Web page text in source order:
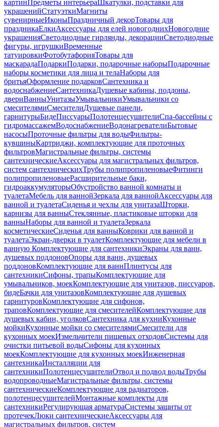
картинПредметы интерьераШкатулки, подставки для
украшенийСтатуэткиМагниты
сувенирныеИконыПраздничный декорТовары для
праздникаЕлкиАксессуары для елей новогоднихНовогодние
украшенияСветодиодные гирлянды, декорацииСветодиодные
фигуры, игрушкиВременные
татуировкиФотобутафорияТовары для
маскарадаПодаркиПодарки, подарочные наборыПодарочные
наборы косметики для лица и телаНаборы для
бритьяОформление подарковСантехника и
водоснабжениеСантехникаДушевые кабины, поддоны,
двериВанныУнитазыУмывальникиУмывальники со
смесителямиСмесителиДушевые панели,
гарнитурыБидеПиссуарыПолотенцесушителиСпа-бассейны с
гидромассажемВодоснабжениеВодонагревателиБытовые
насосыПроточные фильтры для водыФильтры-
кувшиныКартриджи, комплектующие для проточных
фильтровМагистральные фильтры, системы
сантехническиеАксессуары для магистральных фильтров,
систем сантехническихТрубы полипропиленовыеФитинги
полипропиленовыеРасширительные баки,
гидроаккумуляторыОбустройство ванной комнаты и
туалетаМебель для ваннойЗеркала для ваннойАксессуары для
ванной и туалетаСиденья и чехлы для унитазаШторки,
карнизы для ванныСтеклянные, пластиковые шторки для
ванныНаборы для ванной и туалетаЗеркала
косметическиеСиденья для ванныКоврики для ванной и
туалетаЭкран-дверки в туалетКомплектующие для мебели в
ванную Комплектующие для сантехникиЭкраны для ванн,
душевых поддоновОпоры для ванн, душевых
поддоновКомплектующие для ваннПлинтусы для
сантехникиСифоны, трапыКомплектующие для
умывальников, моекКомплектующие для унитазов, писсуаров,
бидеБачки для унитазовКомплектующие для душевых
гарнитуровКомплектующие для сифонов,
траповКомплектующие для смесителейКомплектующие для
душевых кабин, уголковСантехника для кухниКухонные
мойкиКухонные мойки со смесителямиСмесители для
кухонных моекИзмельчители пищевых отходовСистемы для
очистки питьевой водыСифоны для кухонных
моекКомплектующие для кухонных моекИнженерная
сантехникаИнсталляции для
сантехникиПолотенцесушителиОтвод и подвод водыТрубы
водопроводныеМагистральные фильтры, системы
сантехническиеКомплектующие для радиаторов,
полотенцесушителейМонтажные комплекты для
сантехникиРегулирующая арматураСистемы защиты от
протечекЛюки сантехническиеАксессуары для
магистральных фильтров, систем